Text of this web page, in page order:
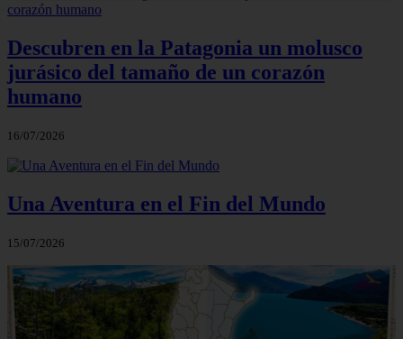
Descubren en la Patagonia un molusco
jurásico del tamaño de un corazón
humano
16/07/2026
Una Aventura en el Fin del Mundo
15/07/2026